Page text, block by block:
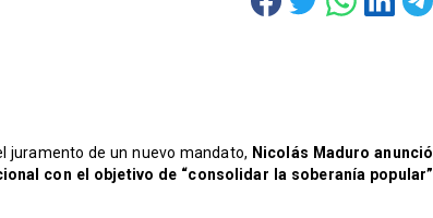
juramento de un nuevo mandato, Nicolás Maduro anunció
con el objetivo de “consolidar la soberanía popular”